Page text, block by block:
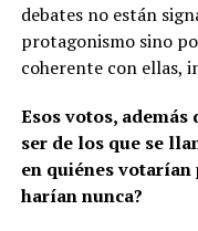
debates no están
protagonismo sino
coherente con ellas,
Esos votos,
ser de los que se
en quiénes votarían
harían nunca?